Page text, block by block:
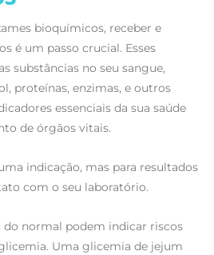
bioquímicos, receber e
é um passo crucial. Esses
substâncias no seu sangue,
proteínas, enzimas, e outros
essenciais da sua saúde
de órgãos vitais.
indicação, mas para resultados
com o seu laboratório.
do normal podem indicar riscos
Uma glicemia de jejum